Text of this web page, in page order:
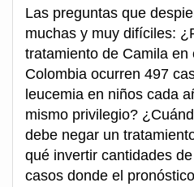
Las preguntas que
muchas y muy difíciles:
tratamiento de Camila en
Colombia ocurren 497
leucemia en niños cada
mismo privilegio?
debe negar un
qué invertir cantidades
casos donde el